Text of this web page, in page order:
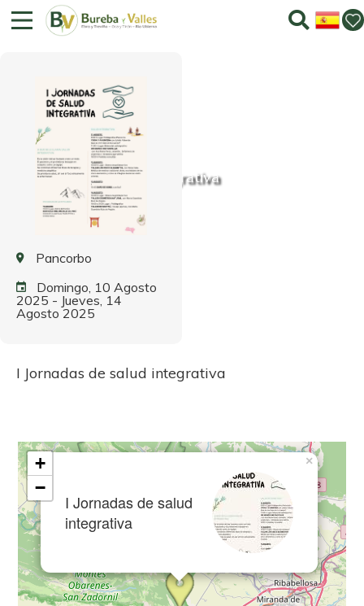
I Jornadas de salud integrativa
Pancorbo
Domingo, 10 Agosto
2025 - Jueves, 14
Agosto 2025
I Jornadas de salud integrativa
I Jornadas de salud
integrativa
×
+
−